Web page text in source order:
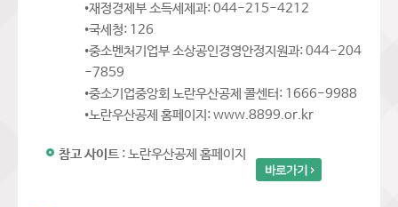
•재정경제부 소득세제과: 044-215-4212
•국세청: 126
•중소벤처기업부 소상공인경영안정지원과: 044-204
-7859
•중소기업중앙회 노란우산공제 콜센터: 1666-9988
•노란우산공제 홈페이지: www.8899.or.kr
참고 사이트 : 노란우산공제 홈페이지